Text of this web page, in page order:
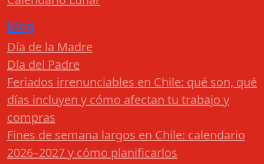
Blog
Día de la Madre
Día del Padre
Feriados irrenunciables en Chile: qué son, qué
días incluyen y cómo afectan tu trabajo y
compras
Fines de semana largos en Chile: calendario
2026–2027 y cómo planificarlos